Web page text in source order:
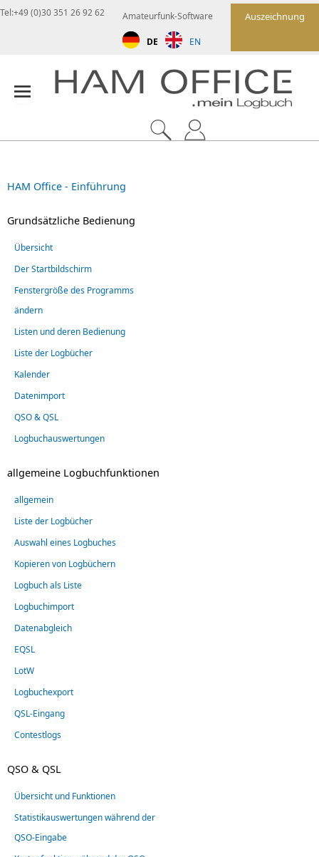
Auszeichnung
Amateurfunk-Software
DE EN
Tel:+49 (0)30 351 26 92 62
HAM Office - Einführung
Grundsätzliche Bedienung
Übersicht
Der Startbildschirm
Fenstergröße des Programms
ändern
Listen und deren Bedienung
Liste der Logbücher
Kalender
Datenimport
QSO & QSL
Logbuchauswertungen
allgemeine Logbuchfunktionen
allgemein
Liste der Logbücher
Auswahl eines Logbuches
Kopieren von Logbüchern
Logbuch als Liste
Logbuchimport
Datenabgleich
EQSL
LotW
Logbuchexport
QSL-Eingang
Contestlogs
QSO & QSL
Übersicht und Funktionen
Statistikauswertungen während der
QSO-Eingabe